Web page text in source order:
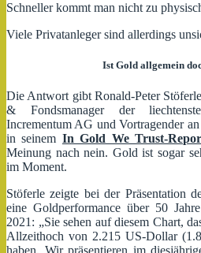
Schneller kommt man nicht zu
Viele Privatanleger sind allerdings
Ist Gold allgemein
Die Antwort gibt Ronald-Peter
& Fondsmanager der
Incrementum AG und Vortragender
in seinem In Gold We Trust-
Meinung nach nein. Gold ist sogar
im Moment.
Stöferle zeigte bei der Präsentation
eine Goldperformance über 50
2021: „Sie sehen auf diesem Chart,
Allzeithoch von 2.215 US-Dollar